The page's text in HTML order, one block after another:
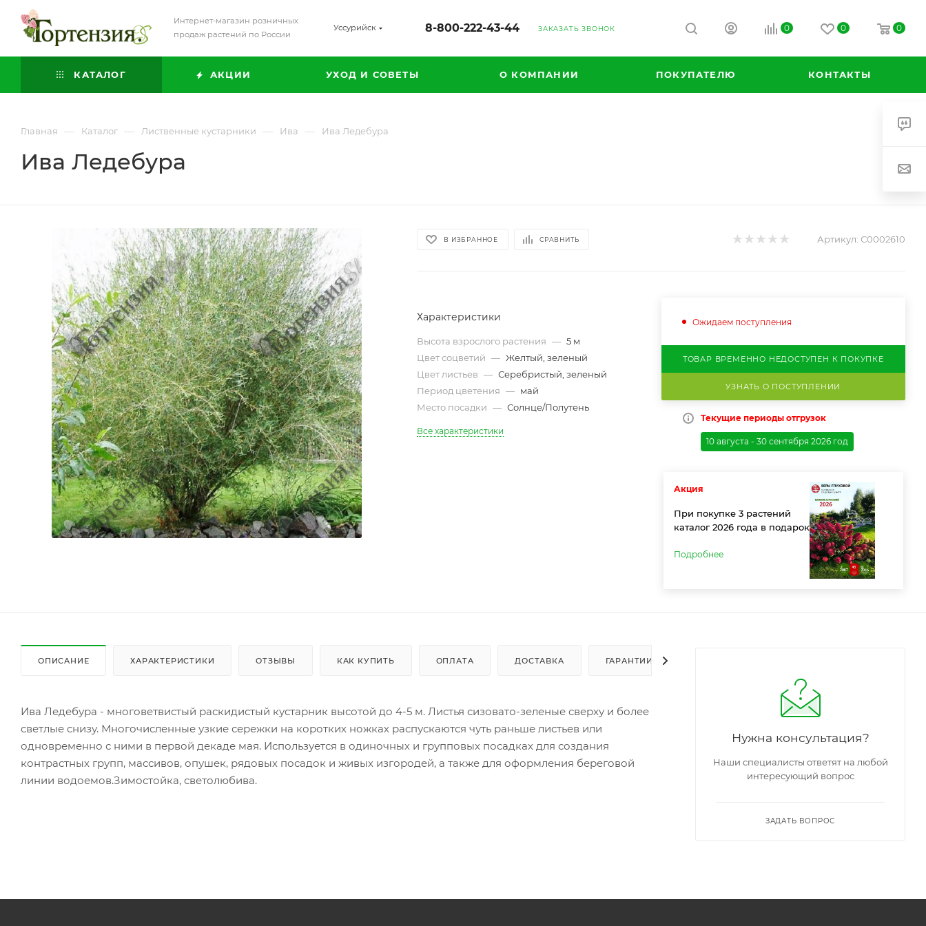
Интернет-магазин розничных
продаж растений по России
Уссурийск 8-800-222-43-44 ЗАКАЗАТЬ ЗВОНОК 0 0 0
КАТАЛОГ АКЦИИ УХОД И СОВЕТЫ О КОМПАНИИ ПОКУПАТЕЛЮ КОНТАКТЫ
Главная — Каталог — Лиственные кустарники — Ива — Ива Ледебура
Ива Ледебура
В ИЗБРАННОЕ СРАВНИТЬ Артикул: С0002610
Характеристики
Высота взрослого растения — 5 м
Цвет соцветий — Желтый, зеленый
Цвет листьев — Серебристый, зеленый
Период цветения — май
Место посадки — Солнце/Полутень
Все характеристики
Ожидаем поступления
ТОВАР ВРЕМЕННО НЕДОСТУПЕН К ПОКУПКЕ
УЗНАТЬ О ПОСТУПЛЕНИИ
Текущие периоды отгрузок
10 августа - 30 сентября 2026 год
Акция
При покупке 3 растений
каталог 2026 года в подарок
Подробнее
ОПИСАНИЕ ХАРАКТЕРИСТИКИ ОТЗЫВЫ КАК КУПИТЬ ОПЛАТА ДОСТАВКА ГАРАНТИИ
Ива Ледебура - многоветвистый раскидистый кустарник высотой до 4-5 м. Листья сизовато-зеленые сверху и более
светлые снизу. Многочисленные узкие сережки на коротких ножках распускаются чуть раньше листьев или
одновременно с ними в первой декаде мая. Используется в одиночных и групповых посадках для создания
контрастных групп, массивов, опушек, рядовых посадок и живых изгородей, а также для оформления береговой
линии водоемов.Зимостойка, светолюбива.
Нужна консультация?
Наши специалисты ответят на любой
интересующий вопрос
ЗАДАТЬ ВОПРОС